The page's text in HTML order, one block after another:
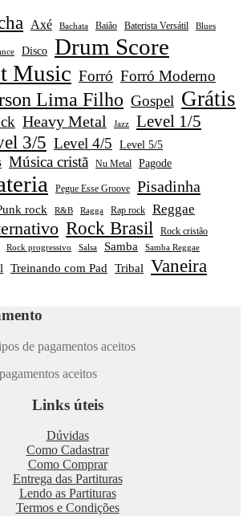
Axé Bachata Baião Baterista Versátil Blues
Disco Drum Score
Music Forró Forró Moderno
Lima Filho Gospel Grátis
Heavy Metal Jazz Level 1/5
3/5 Level 4/5 Level 5/5
Música cristã Nu Metal Pagode
Pegue Esse Groove Pisadinha
rock R&B Ragga Rap rock Reggae
Rock Brasil Rock cristão
Rock progressivo Salsa Samba Samba Reggae
Treinando com Pad Tribal Vaneira
Links úteis
Dúvidas
Como Cadastrar
Como Comprar
Entrega das Partituras
Lendo as Partituras
Termos e Condições